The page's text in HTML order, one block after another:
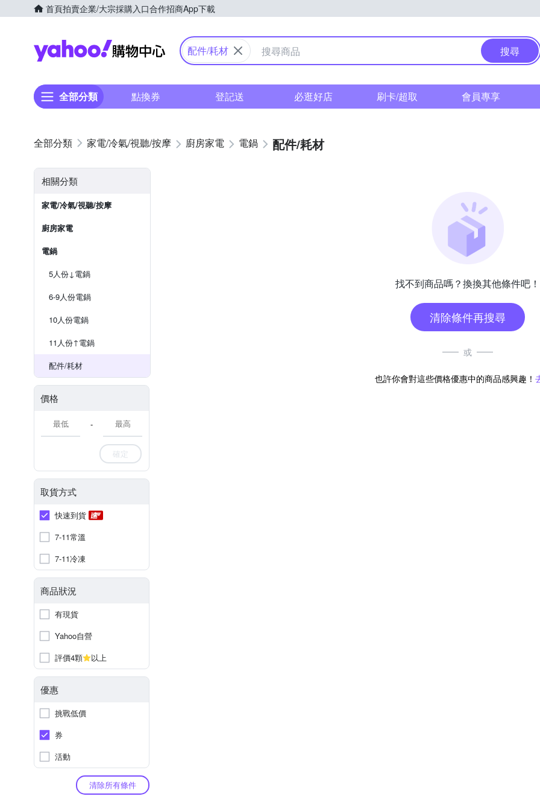
首頁拍賣企業/大宗採購入口合作招商App下載
Yahoo購物中心
配件/耗材 搜尋
全部分類 點換券 登記送 必逛好店 刷卡/超取 會員專享
家電/冷氣/視聽/按摩 廚房家電 電鍋 配件/耗材
相關分類
家電/冷氣/視聽/按摩
廚房家電
電鍋
5人份↓電鍋
6-9人份電鍋
10人份電鍋
11人份↑電鍋
配件/耗材
價格
-
確定
取貨方式
快速到貨
7-11常溫
7-11冷凍
商品狀況
有現貨
Yahoo自營
評價4顆
以上
優惠
挑戰低價
券
活動
清除所有條件
找不到商品嗎？換換其他條件吧！
清除條件再搜尋
或
也許你會對這些價格優惠中的商品感興趣！